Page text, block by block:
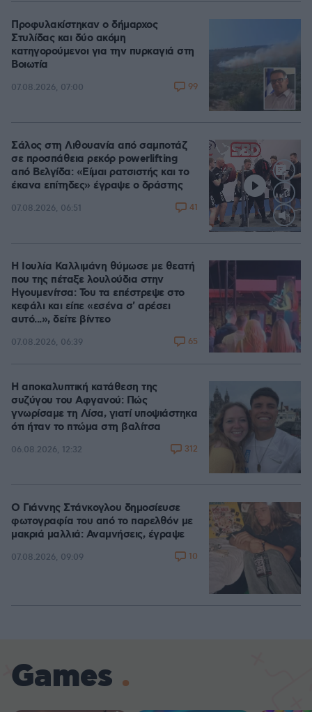
Προφυλακίστηκαν ο δήμαρχος
Στυλίδας και δύο ακόμη
κατηγορούμενοι για την πυρκαγιά στη
Βοιωτία
07.08.2026, 07:00 99
Loaded
Σάλος στη Λιθουανία από σαμποτάζ
σε προσπάθεια ρεκόρ powerlifting
από Βελγίδα: «Είμαι ρατσιστής και το
έκανα επίτηδες» έγραψε ο δράστης
07.08.2026, 06:51 41
Η Ιουλία Καλλιμάνη θύμωσε με θεατή
που της πέταξε λουλούδια στην
Ηγουμενίτσα: Του τα επέστρεψε στο
κεφάλι και είπε «εσένα σ' αρέσει
αυτό...», δείτε βίντεο
07.08.2026, 06:39 65
Η αποκαλυπτική κατάθεση της
συζύγου του Αφγανού: Πώς
γνωρίσαμε τη Λίσα, γιατί υποψιάστηκα
ότι ήταν το πτώμα στη βαλίτσα
06.08.2026, 12:32 312
Ο Γιάννης Στάνκογλου δημοσίευσε
φωτογραφία του από το παρελθόν με
μακριά μαλλιά: Αναμνήσεις, έγραψε
07.08.2026, 09:09 10
Games